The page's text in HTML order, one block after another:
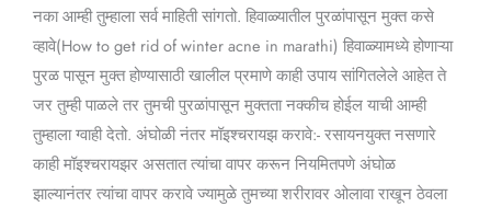
नका आम्ही तुम्हाला सर्व माहिती सांगतो. हिवाळ्यातील पुरळांपासून मुक्त कसे
व्हावे(How to get rid of winter acne in marathi) हिवाळ्यामध्ये होणाऱ्या
पुरळ पासून मुक्त होण्यासाठी खालील प्रमाणे काही उपाय सांगितलेले आहेत ते
जर तुम्ही पाळले तर तुमची पुरळांपासून मुक्तता नक्कीच होईल याची आम्ही
तुम्हाला ग्वाही देतो. अंघोळी नंतर मॉइश्चरायझ करावे:- रसायनयुक्त नसणारे
काही मॉइश्चरायझर असतात त्यांचा वापर करून नियमितपणे अंघोळ
झाल्यानंतर त्यांचा वापर करावे ज्यामुळे तुमच्या शरीरावर ओलावा राखून ठेवला